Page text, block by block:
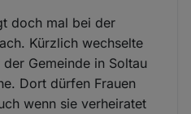
doch mal bei der
Kürzlich wechselte
Gemeinde in Soltau
Dort dürfen Frauen
wenn sie verheiratet